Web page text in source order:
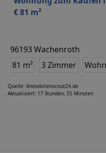
€ 81 m²
96193 Wachenroth
81 m²
3 Zimmer
Quelle: Immobilienscout24.de
Aktualisiert: 17 Stunden, 55 Minuten